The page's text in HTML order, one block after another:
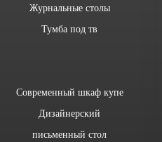
Журнальные столы
Тумба под тв
Современный шкаф купе
Дизайнерский
письменный стол